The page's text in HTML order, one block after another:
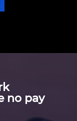
no pay